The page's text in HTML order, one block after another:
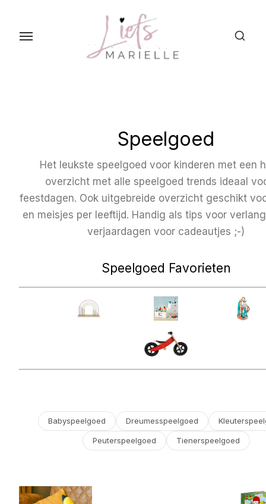
Speelgoed
Het leukste speelgoed voor kinderen met een
overzicht met alle speelgoed trends ideaal
feestdagen. Ook uitgebreide overzicht geschikt
en meisjes per leeftijd. Handig als tips voor
verjaardagen voor cadeautjes ;-)
Speelgoed Favorieten
Babyspeelgoed Dreumesspeelgoed
Peuterspeelgoed Tienerspeelgoed